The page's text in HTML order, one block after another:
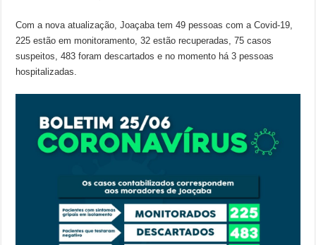
Com a nova atualização, Joaçaba tem 49 pessoas com a Covid-19,
225 estão em monitoramento, 32 estão recuperadas, 75 casos
suspeitos, 483 foram descartados e no momento há 3 pessoas
hospitalizadas.